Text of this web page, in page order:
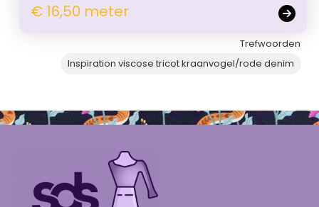
€ 16,50 meter
Trefwoorden
Inspiration viscose tricot kraanvogel/rode denim